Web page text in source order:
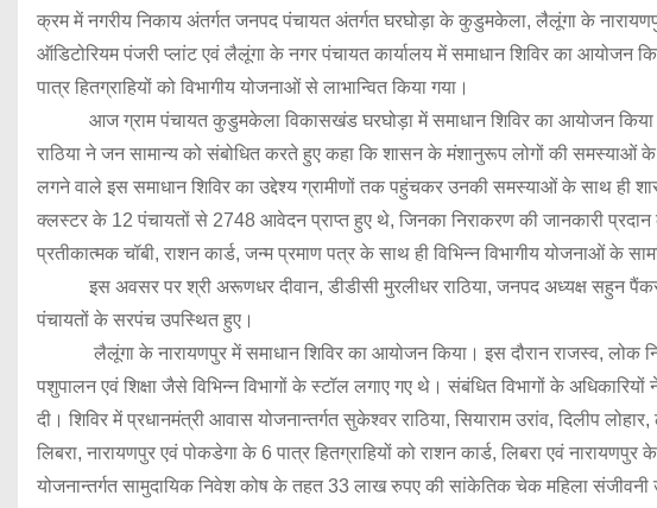
क्रम में नगरीय निकाय अंतर्गत जनपद पंचायत अंतर्गत घरघोड़ा के कुडुमकेला, लैलूंगा के
ऑडिटोरियम पंजरी प्लांट एवं लैलूंगा के नगर पंचायत कार्यालय में समाधान शिविर का आयोजन
पात्र हितग्राहियों को विभागीय योजनाओं से लाभान्वित किया गया।
आज ग्राम पंचायत कुडुमकेला विकासखंड घरघोड़ा में समाधान शिविर का आयोजन किया
राठिया ने जन सामान्य को संबोधित करते हुए कहा कि शासन के मंशानुरूप लोगों की समस्याओं के
लगने वाले इस समाधान शिविर का उद्देश्य ग्रामीणों तक पहुंचकर उनकी समस्याओं के साथ ही
क्लस्टर के 12 पंचायतों से 2748 आवेदन प्राप्त हुए थे, जिनका निराकरण की जानकारी प्रदान
प्रतीकात्मक चॉबी, राशन कार्ड, जन्म प्रमाण पत्र के साथ ही विभिन्न विभागीय योजनाओं के
इस अवसर पर श्री अरूणधर दीवान, डीडीसी मुरलीधर राठिया, जनपद अध्यक्ष सहुन
पंचायतों के सरपंच उपस्थित हुए।
लैलूंगा के नारायणपुर में समाधान शिविर का आयोजन किया। इस दौरान राजस्व, लोक
पशुपालन एवं शिक्षा जैसे विभिन्न विभागों के स्टॉल लगाए गए थे। संबंधित विभागों के
दी। शिविर में प्रधानमंत्री आवास योजनान्तर्गत सुकेश्वर राठिया, सियाराम उरांव, दिलीप
लिबरा, नारायणपुर एवं पोकडेगा के 6 पात्र हितग्राहियों को राशन कार्ड, लिबरा एवं
योजनान्तर्गत सामुदायिक निवेश कोष के तहत 33 लाख रुपए की सांकेतिक चेक महिला संजीवनी